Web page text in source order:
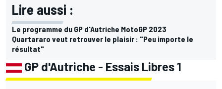
Lire aussi :
Le programme du GP d'Autriche MotoGP 2023
Quartararo veut retrouver le plaisir : "Peu importe le
résultat"
GP d'Autriche - Essais Libres 1